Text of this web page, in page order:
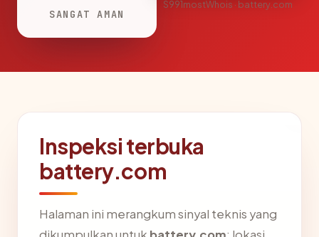
SANGAT AMAN
S991mostWhois · battery.com
Inspeksi terbuka
battery.com
Halaman ini merangkum sinyal teknis yang